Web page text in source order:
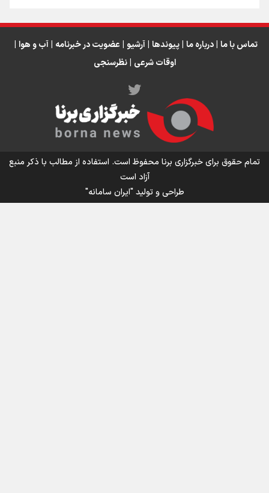
اینفو برنا/ میزان مالیات بر ارزش افزوده چقدر است؟
تماس با ما | درباره ما | پیوندها | آرشیو | عضویت در خبرنامه | آب و هوا |
اوقات شرعی | نظرسنجی
تمام حقوق برای خبرگزاری برنا محفوظ است. استفاده از مطالب با ذکر منبع
آزاد است
طراحی و تولید"ایران سامانه"